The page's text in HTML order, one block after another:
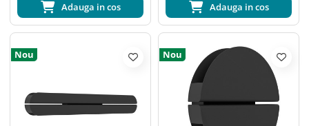
Adauga in cos Adauga in cos
Nou Nou